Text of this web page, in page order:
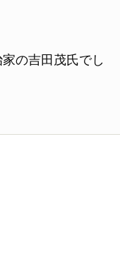
の吉田茂氏でし